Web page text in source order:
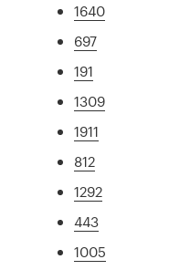
1640
697
191
1309
1911
812
1292
443
1005